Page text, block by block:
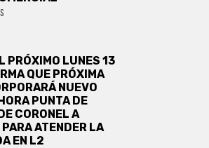
PRÓXIMO LUNES 13
QUE PRÓXIMA
NUEVO
PUNTA DE
CORONEL A
ATENDER LA
EN L2